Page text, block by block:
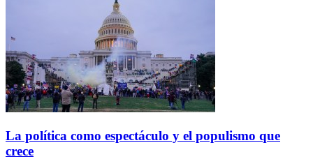
La política como espectáculo y el populismo que
crece